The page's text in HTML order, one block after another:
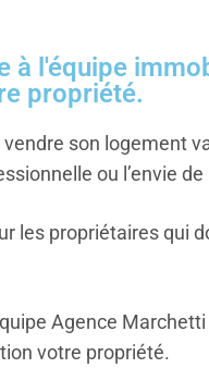
à l'équipe
propriété.
son logement
ou l’envie
les propriétaires qui
Agence
votre propriété.